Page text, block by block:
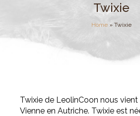
Twixie
Home» Twixie
Twixie de LeolinCoon nous
Vienne en Autriche. Twixie est